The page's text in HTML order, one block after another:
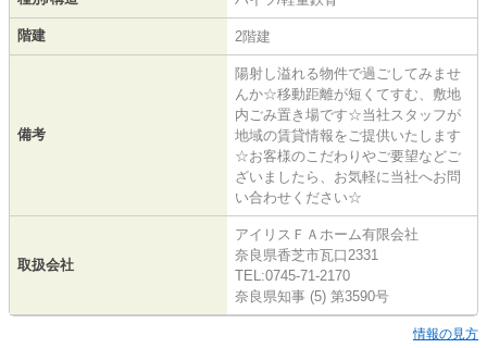
階建 2階建
備考
陽射し溢れる物件で過ごしてみませ
んか☆移動距離が短くてすむ、敷地
内ごみ置き場です☆当社スタッフが
地域の賃貸情報をご提供いたします
☆お客様のこだわりやご要望などご
ざいましたら、お気軽に当社へお問
い合わせください☆
取扱会社
アイリスＦＡホーム有限会社
奈良県香芝市瓦口2331
TEL:0745-71-2170
奈良県知事 (5) 第3590号
情報の見方